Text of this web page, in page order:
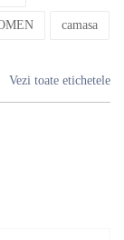
camasa
Vezi toate etichetele